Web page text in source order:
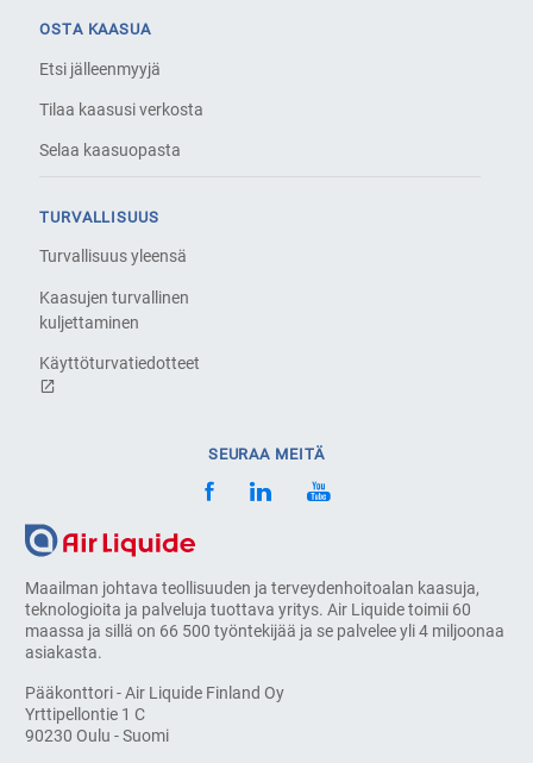
Maailman johtava teollisuuden ja terveydenhoitoalan kaasuja,
teknologioita ja palveluja tuottava yritys. Air Liquide toimii 60
maassa ja sillä on 66 500 työntekijää ja se palvelee yli 4 miljoonaa
asiakasta.
Pääkonttori - Air Liquide Finland Oy
Yrttipellontie 1 C
90230 Oulu - Suomi
OSTA KAASUA
Etsi jälleenmyyjä
Tilaa kaasusi verkosta
Selaa kaasuopasta
TURVALLISUUS
Turvallisuus yleensä
Kaasujen turvallinen
kuljettaminen
Käyttöturvatiedotteet
SEURAA MEITÄ